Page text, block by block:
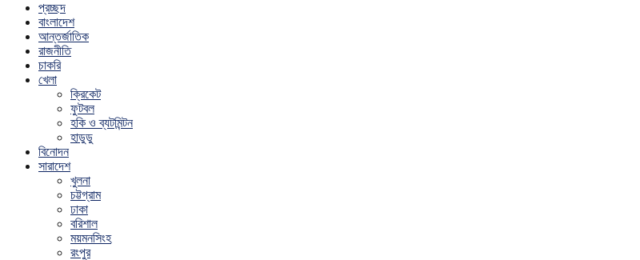
প্রচ্ছদ
বাংলাদেশ
আন্তর্জাতিক
রাজনীতি
চাকরি
খেলা
ক্রিকেট
ফুটবল
হকি ও ব্যটমিন্টন
হাডুডু
বিনোদন
সারাদেশ
খুলনা
চট্টগ্রাম
ঢাকা
বরিশাল
ময়মনসিংহ
রংপুর